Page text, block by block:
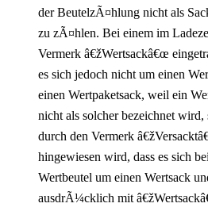
der BeutelzÃ¤hlung nicht als
zu zÃ¤hlen. Bei einem im
Vermerk â€žWertsackâ€œ
es sich jedoch nicht um einen
einen Wertpaketsack, weil ein
nicht als solcher bezeichnet
durch den Vermerk
hingewiesen wird, dass es sich
Wertbeutel um einen Wertsack
ausdrÃ¼cklich mit